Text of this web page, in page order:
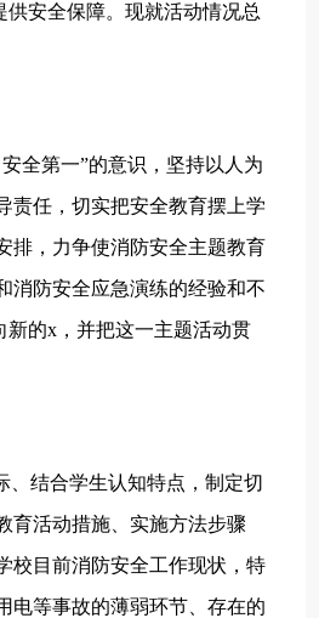
供安全保障。现就活动情况总
全第一”的意识，坚持以人为
责任，切实把安全教育摆上学
排，力争使消防安全主题教育
消防安全应急演练的经验和不
新的x，并把这一主题活动贯
、结合学生认知特点，制定切
育活动措施、实施方法步骤
校目前消防安全工作现状，特
电等事故的薄弱环节、存在的